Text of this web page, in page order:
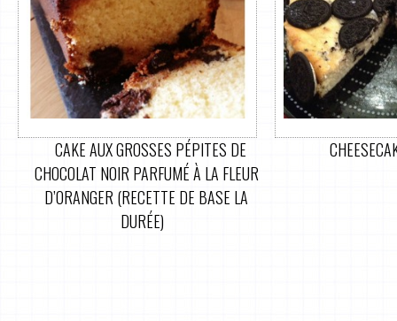
CAKE AUX GROSSES PÉPITES DE
CHOCOLAT NOIR PARFUMÉ À LA FLEUR
D’ORANGER (RECETTE DE BASE LA
DURÉE)